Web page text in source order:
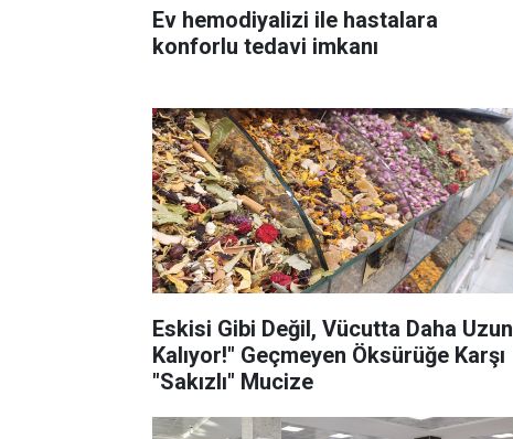
Ev hemodiyalizi ile hastalara
konforlu tedavi imkanı
Eskisi Gibi Değil, Vücutta Daha Uzun
Kalıyor!" Geçmeyen Öksürüğe Karşı
"Sakızlı" Mucize